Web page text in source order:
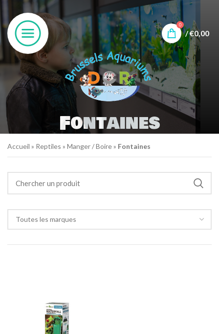
0
/€0,00
Fontaines
Accueil » Reptiles » Manger / Boire» Fontaines
Toutes les marques